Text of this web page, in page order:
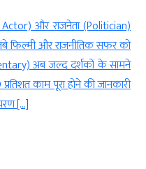
नई दिल्ली। साउथ सिनेमा
Nadu) के मुख्यमंत्री थलपति
Vijay)इन दिनों अपनी फिल्मों से
उनकी पत्नी संगीता सोर्नलिंगम
तलाक की याचिका दायर किए